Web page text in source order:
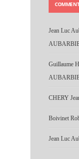
Jean Luc
Guillaume
CHERY
Boivinet
Jean Luc